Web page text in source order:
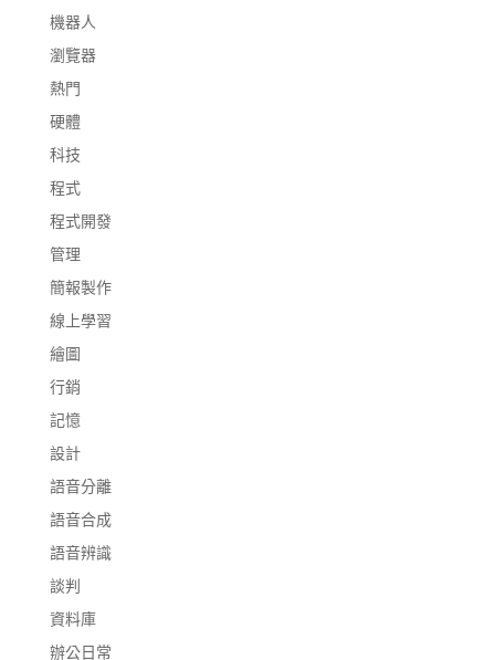
機器人
瀏覽器
熱門
硬體
科技
程式
程式開發
管理
簡報製作
線上學習
繪圖
行銷
記憶
設計
語音分離
語音合成
語音辨識
談判
資料庫
辦公日常